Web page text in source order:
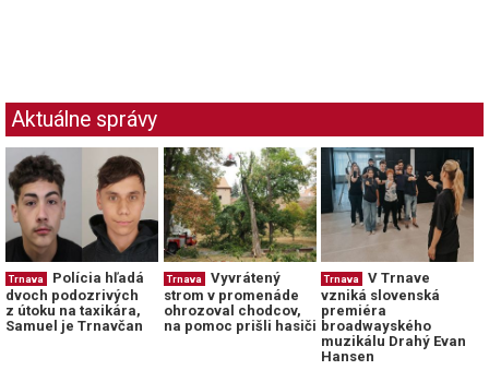
Aktuálne správy
Trnava
Polícia hľadá
dvoch podozrivých
z útoku na taxikára,
Samuel je Trnavčan
Trnava
Vyvrátený
strom v promenáde
ohrozoval chodcov,
na pomoc prišli hasiči
Trnava
V Trnave
vzniká slovenská
premiéra
broadwayského
muzikálu Drahý Evan
Hansen